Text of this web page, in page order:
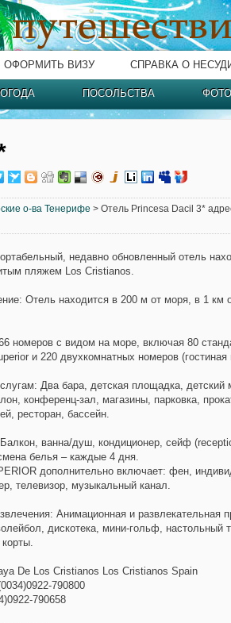
ОФОРМИТЬ ВИЗУ СПРАВКА О
ПОСОЛЬСТВА ФОТО
о-ва Тенерифе > Отель Princesa Dacil 3*
недавно обновленный отель
пляжем Los Cristianos.
Отель находится в 200 м от моря, в 1 км
номеров с видом на море, включая 80
и 220 двухкомнатных номеров (гостиная
Два бара, детская площадка, детский
конференц-зал, магазины, парковка,
ресторан, бассейн.
Балкон, ванна/душ, кондиционер, сейф
белья – каждые 4 дня.
дополнительно включает: фен,
телевизор, музыкальный канал.
Анимационная и развлекательная
дискотека, мини-гольф, настольный
De Los Cristianos Los Cristianos Spain
790800
790658